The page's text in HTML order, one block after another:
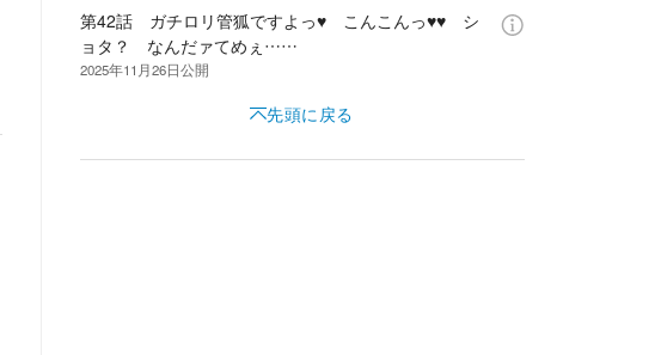
第42話 ガチロリ管狐ですよっ♥ こんこんっ♥♥ シ
ョタ？ なんだァてめぇ……
2025年11月26日公開
先頭に戻る